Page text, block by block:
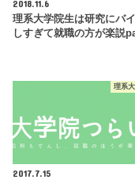
2018.11.6
理系大学院生は研究にバ
しすぎて就職の方が楽説
理系
2017.7.15